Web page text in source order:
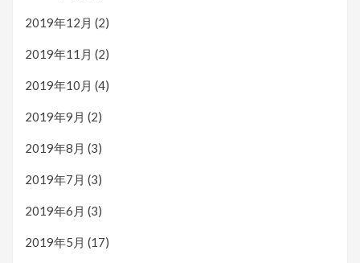
2019年12月 (2)
2019年11月 (2)
2019年10月 (4)
2019年9月 (2)
2019年8月 (3)
2019年7月 (3)
2019年6月 (3)
2019年5月 (17)